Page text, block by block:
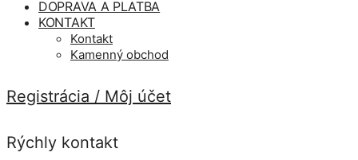
DOPRAVA A PLATBA
KONTAKT
Kontakt
Kamenný obchod
Registrácia / Môj účet
Rýchly kontakt